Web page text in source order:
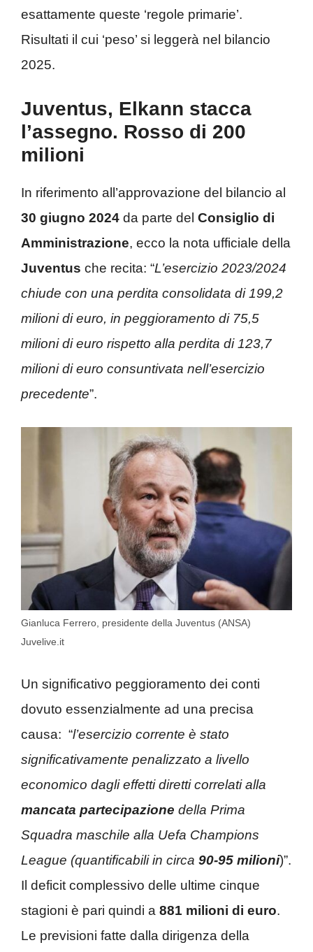
esattamente queste ‘regole primarie’.
Risultati il cui ‘peso’ si leggerà nel bilancio
2025.
Juventus, Elkann stacca
l’assegno. Rosso di 200
milioni
In riferimento all’approvazione del bilancio al
30 giugno 2024 da parte del Consiglio di
Amministrazione, ecco la nota ufficiale della
Juventus che recita: “L’esercizio 2023/2024
chiude con una perdita consolidata di 199,2
milioni di euro, in peggioramento di 75,5
milioni di euro rispetto alla perdita di 123,7
milioni di euro consuntivata nell’esercizio
precedente”.
Gianluca Ferrero, presidente della Juventus (ANSA)
Juvelive.it
Un significativo peggioramento dei conti
dovuto essenzialmente ad una precisa
causa: “l’esercizio corrente è stato
significativamente penalizzato a livello
economico dagli effetti diretti correlati alla
mancata partecipazione della Prima
Squadra maschile alla Uefa Champions
League (quantificabili in circa 90-95 milioni)”.
Il deficit complessivo delle ultime cinque
stagioni è pari quindi a 881 milioni di euro.
Le previsioni fatte dalla dirigenza della